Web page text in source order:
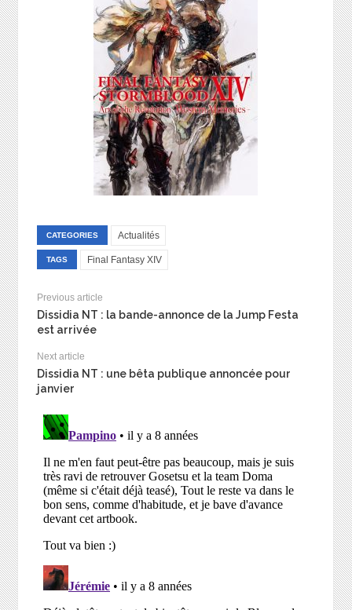
CATEGORIES Actualités
TAGS Final Fantasy XIV
Previous article
Dissidia NT : la bande-annonce de la Jump Festa
est arrivée
Next article
Dissidia NT : une bêta publique annoncée pour
janvier